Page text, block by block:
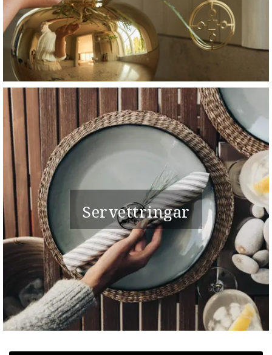
Servettringar